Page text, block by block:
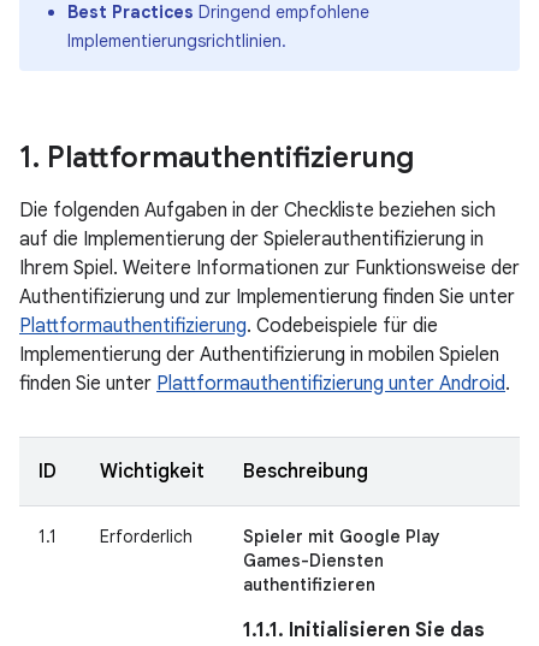
Best Practices Dringend empfohlene
Implementierungsrichtlinien.
1. Plattformauthentifizierung
Die folgenden Aufgaben in der Checkliste beziehen sich
auf die Implementierung der Spielerauthentifizierung in
Ihrem Spiel. Weitere Informationen zur Funktionsweise der
Authentifizierung und zur Implementierung finden Sie unter
Plattformauthentifizierung. Codebeispiele für die
Implementierung der Authentifizierung in mobilen Spielen
finden Sie unter Plattformauthentifizierung unter Android.
ID Wichtigkeit Beschreibung
1.1 Erforderlich
Spieler mit Google Play
Games-Diensten
authentifizieren
1.1.1. Initialisieren Sie das